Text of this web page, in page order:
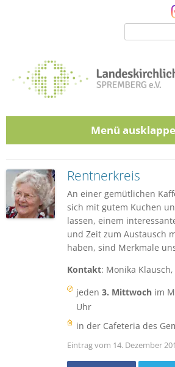
Menü
Rentnerkreis
An einer gemütlichen
sich mit gutem Kuchen
lassen, einem
und Zeit zum Austausch
haben, sind Merkmale
Kontakt: Monika
jeden 3. Mittwoch im
Uhr
in der Cafeteria des
Eintrag vom 14. Dezember